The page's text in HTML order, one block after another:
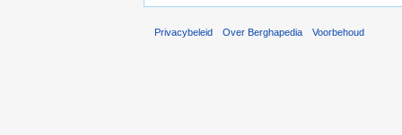
Privacybeleid Over Berghapedia Voorbehoud